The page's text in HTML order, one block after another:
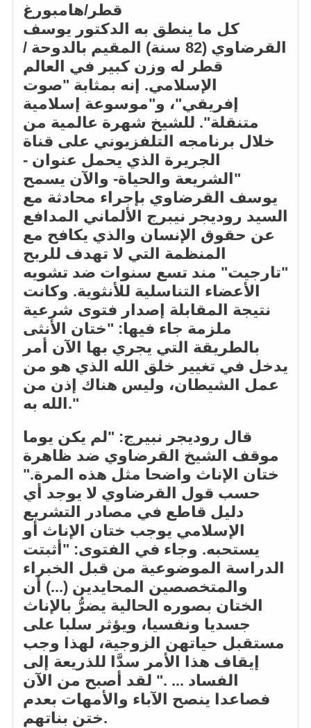
قطر/هامبورغ
كل ما ينطق به الدكتور يوسف
القرضاوي (82 سنة) المقيم بالدوحة /
قطر له وزن كبير في العالم
الإسلامي. إنه بمثابة "صوت
إفريقي"، و"موسوعة إسلامية
متنقلة". للشيخ شهرة عالمية من
خلال برنامجه التلفزيوني على قناة
الجريرة الذي يحمل عنوان -
"الشريعة والحياة- والآن يسمح
يوسف القرضاوي بإجراء محادثة مع
السيد روديجر نيبرج الألماني المدافع
عن حقوق الإنسان والذي يكافح مع
المنظمة التي لا تهدف للربح
"تارجيت" مند تسع سنوات ضد تشويه
الأعضاء التناسلية للأنثوية. وكانت
نتيجة المقابلة إصدار فتوى شرعية
ملزمة جاء فيها: "ختان الأنثى
بالطريقة التي يجري بها الآن أمر
يدخل في تغيير خلق الله الذي هو من
عمل الشيطان، وليس هناك إذن من
الله به."
قال روديجر نبيرج: "لم يكن يوما
موقف الشيخ القرضاوي ضد ظاهرة
ختان الإناث واضحا مثل هذه المرة."
حسب قول القرضاوي لا يوجد أي
دليل قاطع في مصادر التشريع
الإسلامي يوجب ختان الإناث أو
يستحبه. وجاء في الفتوى: "أثبتت
الدراسة الموضوعية من قبل الخبراء
والمتخصصين المحايدين (...) أن
الختان بصوره الحالية يضرُّ بالإناث
جسديا ونفسيا، ويؤثر سلبا على
مستقبل حياتهن الزوجية، لهذا وجب
إيقاف هذا الأمر سدَّا للذريعة إلى
الفساد ... ." لقد أصبح من الآن
فصاعدا ينصح الآباء والأمهات بعدم
ختن بناتهم.